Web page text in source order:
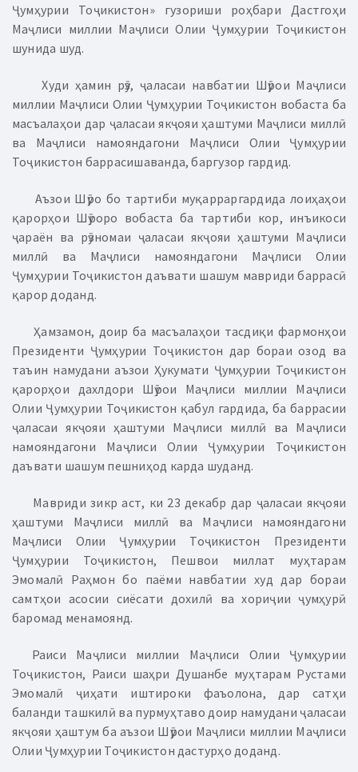
Ҷумҳурии Тоҷикистон» гузориши роҳбари Дастгоҳи
Маҷлиси миллии Маҷлиси Олии Ҷумҳурии Тоҷикистон
шунида шуд.
Худи ҳамин рӯз, ҷаласаи навбатии Шӯрои Маҷлиси
миллии Маҷлиси Олии Ҷумҳурии Тоҷикистон вобаста ба
масъалаҳои дар ҷаласаи якҷояи ҳаштуми Маҷлиси миллӣ
ва Маҷлиси намояндагони Маҷлиси Олии Ҷумҳурии
Тоҷикистон баррасишаванда, баргузор гардид.
Аъзои Шӯро бо тартиби муқарраргардида лоиҳаҳои
қарорҳои Шӯроро вобаста ба тартиби кор, инъикоси
ҷараён ва рӯзномаи ҷаласаи якҷояи ҳаштуми Маҷлиси
миллӣ ва Маҷлиси намо­ян­дагони Маҷлиси Олии
Ҷумҳурии Тоҷикистон даъвати шашум мавриди баррасӣ
қарор доданд.
Ҳамзамон, доир ба масъалаҳои тасдиқи фармонҳои
Президенти Ҷумҳурии Тоҷикистон дар бораи озод ва
таъин намудани аъзои Ҳукумати Ҷумҳурии Тоҷикистон
қарорҳои дахлдори Шӯрои Маҷлиси миллии Маҷлиси
Олии Ҷумҳурии Тоҷикистон қабул гардида, ба баррасии
ҷаласаи якҷояи ҳаштуми Маҷлиси миллӣ ва Маҷлиси
намо­ян­дагони Маҷлиси Олии Ҷумҳурии Тоҷикистон
даъвати шашум пешниҳод карда шуданд.
Мавриди зикр аст, ки 23 декабр дар ҷаласаи якҷояи
ҳаштуми Маҷлиси миллӣ ва Маҷлиси намояндагони
Маҷлиси Олии Ҷумҳурии Тоҷикистон Президенти
Ҷумҳурии Тоҷикистон, Пешвои миллат муҳтарам
Эмомалӣ Раҳмон бо паёми навбатии худ дар бораи
самтҳои асосии сиёсати дохилӣ ва хориҷии ҷумҳурӣ
баромад менамоянд.
Раиси Маҷлиси миллии Маҷлиси Олии Ҷумҳурии
Тоҷикистон, Раиси шаҳри Душанбе муҳтарам Рустами
Эмомалӣ ҷиҳати иштироки фаъолона, дар сатҳи
баланди ташкилӣ ва пурмуҳтаво доир намудани ҷаласаи
якҷояи ҳаштум ба аъзои Шӯрои Маҷлиси миллии Маҷлиси
Олии Ҷумҳурии Тоҷикистон дастурҳо доданд.